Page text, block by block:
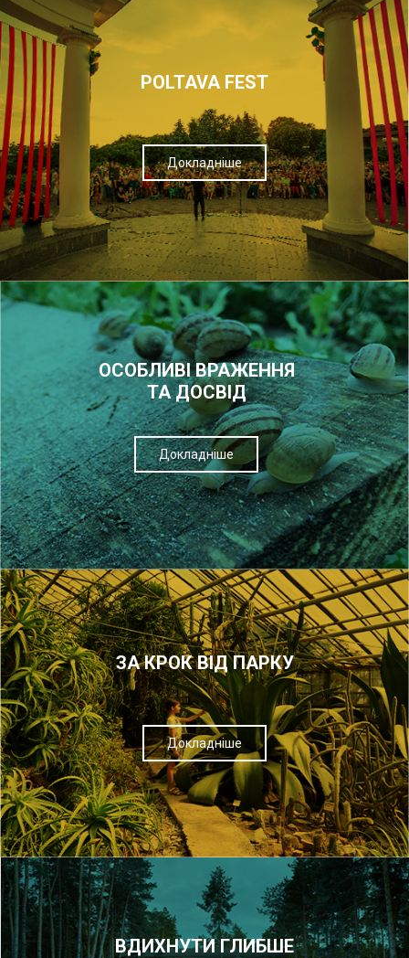
POLTAVA FEST
Докладніше
ОСОБЛИВІ ВРАЖЕННЯ
ТА ДОСВІД
Докладніше
ЗА КРОК ВІД ПАРКУ
Докладніше
ВДИХНУТИ ГЛИБШЕ